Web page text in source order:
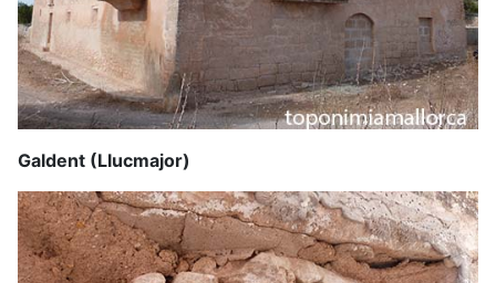
Galdent (Llucmajor)